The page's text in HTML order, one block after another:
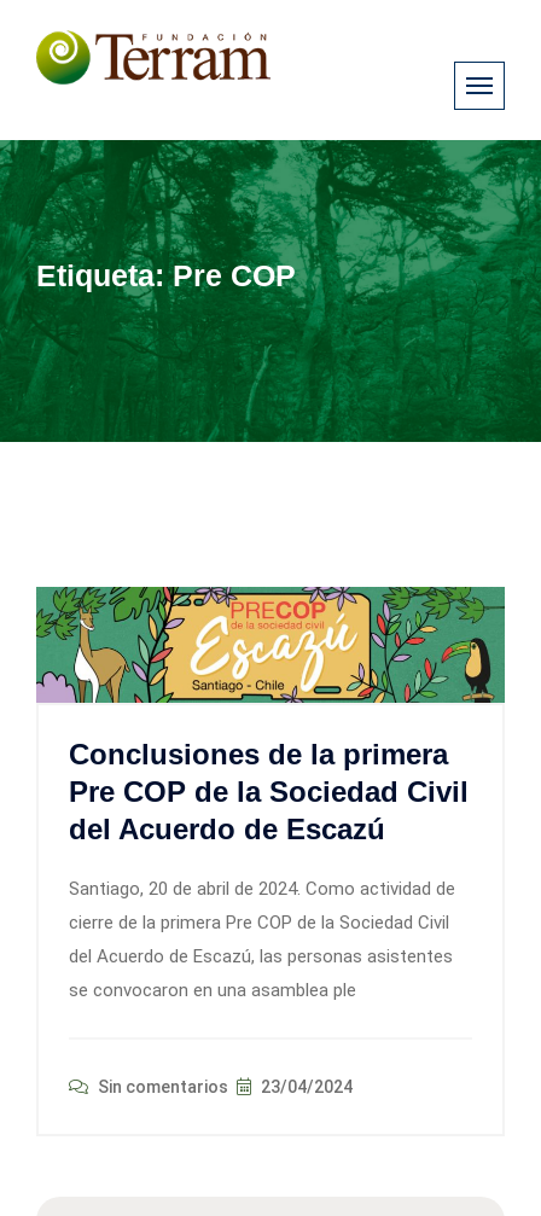
Etiqueta:Pre COP
Conclusiones de la primera
Pre COP de la Sociedad Civil
del Acuerdo de Escazú
Santiago, 20 de abril de 2024. Como actividad de
cierre de la primera Pre COP de la Sociedad Civil
del Acuerdo de Escazú, las personas asistentes
se convocaron en una asamblea ple
Sin comentarios 23/04/2024